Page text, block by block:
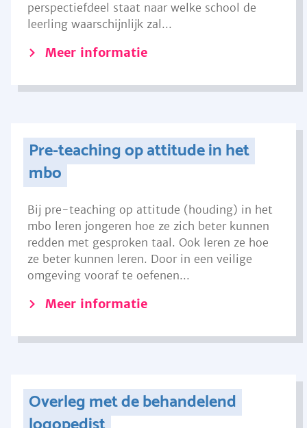
perspectiefdeel staat naar welke school de
leerling waarschijnlijk zal...
Meer informatie
Pre-teaching op attitude in het
mbo
Bij pre-teaching op attitude (houding) in het
mbo leren jongeren hoe ze zich beter kunnen
redden met gesproken taal. Ook leren ze hoe
ze beter kunnen leren. Door in een veilige
omgeving vooraf te oefenen...
Meer informatie
Overleg met de behandelend